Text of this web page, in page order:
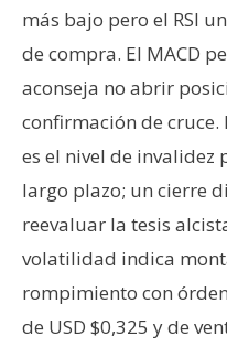
más bajo pero el RSI
de compra. El MACD
aconseja no abrir
confirmación de cruce.
es el nivel de
largo plazo; un cierre
reevaluar la tesis
volatilidad indica
rompimiento con
de USD $0,325 y de